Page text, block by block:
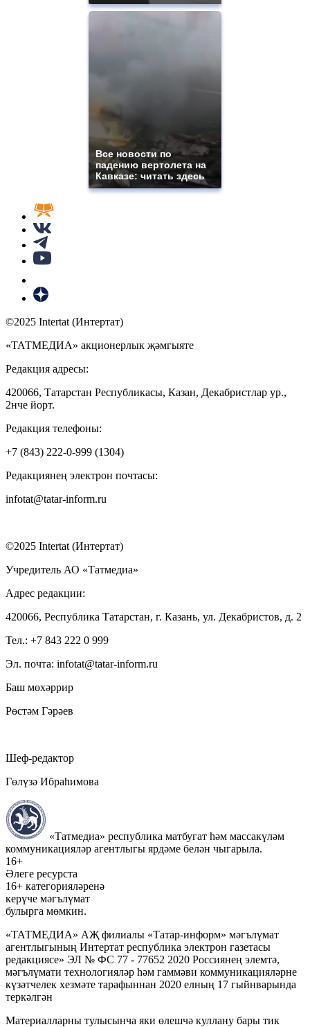
Все новости по
падению вертолета на
Кавказе: читать здесь
©2025 Intertat (Интертат)
«ТАТМЕДИА» акционерлык җәмгыяте
Редакция адресы:
420066, Татарстан Республикасы, Казан, Декабристлар ур.,
2нче йорт.
Редакция телефоны:
+7 (843) 222-0-999 (1304)
Редакциянең электрон почтасы:
infotat@tatar-inform.ru
©2025 Intertat (Интертат)
Учредитель АО «Татмедиа»
Адрес редакции:
420066, Республика Татарстан, г. Казань, ул. Декабристов, д. 2
Тел.: +7 843 222 0 999
Эл. почта: infotat@tatar-inform.ru
Баш мөхәррир
Рөстәм Гәрәев
Шеф-редактор
Гөлүзә Ибраһимова
«Татмедиа» республика матбугат һәм массакүләм
коммуникацияләр агентлыгы ярдәме белән чыгарыла.
16+
Әлеге ресурста
16+ категорияләренә
керүче мәгълүмат
булырга мөмкин.
«ТАТМЕДИА» АҖ филиалы «Татар-информ» мәгълүмат
агентлыгының Интертат республика электрон газетасы
редакциясе» ЭЛ № ФС 77 - 77652 2020 Россиянең элемтә,
мәгълүмати технологияләр һәм гаммәви коммуникацияләрне
күзәтчелек хезмәте тарафыннан 2020 елның 17 гыйнварында
теркәлгән
Материалларны тулысынча яки өлешчә куллану бары тик